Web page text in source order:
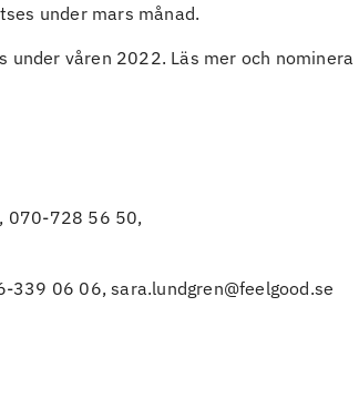
under mars månad.
under våren 2022. Läs mer och nominera
070-728 56 50,
339 06 06, sara.lundgren@feelgood.se